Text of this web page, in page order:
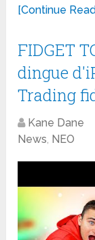
[Continue
FIDGET
dingue
Trading
Kane Dane
News, NEO